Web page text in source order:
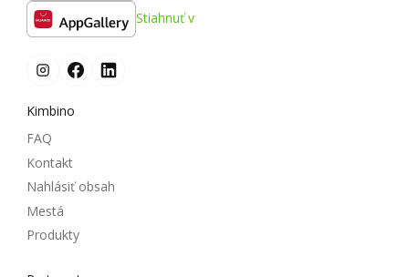
Stiahnuť v
Kimbino
FAQ
Kontakt
Nahlásiť obsah
Mestá
Produkty